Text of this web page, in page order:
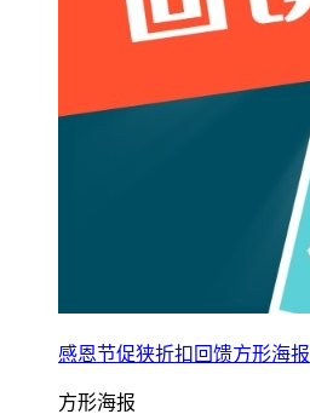
感恩节促狭折扣回馈方形海报
方形海报